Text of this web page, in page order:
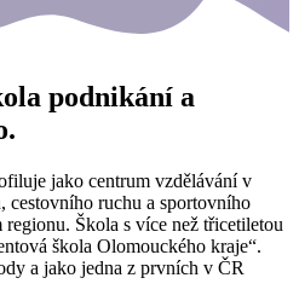
podnikání a
jako centrum vzdělávání v
cestovního ruchu a sportovního
regionu. Škola s více než třicetiletou
škola Olomouckého kraje“.
a jako jedna z prvních v ČR